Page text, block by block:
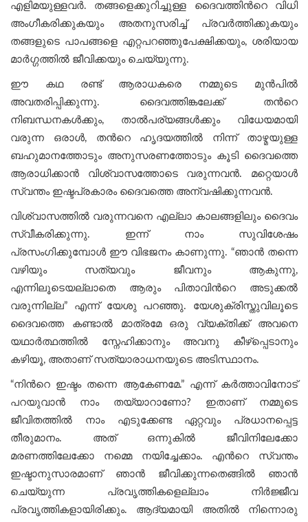
എളിമയുള്ളവര്‍. തങ്ങളെക്കുറിച്ചുള്ള ദൈവത്തിന്‍റെ വിധി
അംഗീകരിക്കുകയും അതനുസരിച്ച് പ്രവർത്തിക്കുകയും
തങ്ങളുടെ പാപങ്ങളെ എറ്റപറഞ്ഞുപേക്ഷിക്കയും, ശരിയായ
മാര്‍ഗ്ഗത്തില്‍ ജീവിക്കയും ചെയ്യുന്നു.
ഈ കഥ രണ്ട് ആരാധകരെ നമ്മുടെ മുന്‍പില്‍
അവതരിപ്പിക്കുന്നു. ദൈവത്തിങ്കലേക്ക് തന്‍റെ
നിബന്ധനകൾക്കും, താല്‍പര്യങ്ങള്‍ക്കും വിധേയമായി
വരുന്ന ഒരാൾ, തന്‍റെ ഹൃദയത്തിൽ നിന്ന് താഴ്മയുള്ള
ബഹുമാനത്തോടും അനുസരണത്തോടും കൂടി ദൈവത്തെ
ആരാധിക്കാൻ വിശ്വാസത്തോടെ വരുന്നവൻ. മറ്റെയാള്‍
സ്വന്തം ഇഷ്ടപ്രകാരം ദൈവത്തെ അന്വഷിക്കുന്നവന്‍.
വിശ്വാസത്തിൽ വരുന്നവനെ എല്ലാ കാലങ്ങളിലും ദൈവം
സ്വീകരിക്കുന്നു. ഇന്ന് നാം സുവിശേഷം
പ്രസംഗിക്കുമ്പോൾ ഈ വിഭജനം കാണുന്നു. “ഞാൻ തന്നെ
വഴിയും സത്യവും ജീവനും ആകുന്നു,
എന്നിലൂടെയല്ലാതെ ആരും പിതാവിന്‍റെ അടുക്കൽ
വരുന്നില്ല” എന്ന് യേശു പറഞ്ഞു. യേശുക്രിസ്തുവിലൂടെ
ദൈവത്തെ കണ്ടാൽ മാത്രമേ ഒരു വ്യക്തിക്ക് അവനെ
യഥാർത്ഥത്തിൽ സ്നേഹിക്കാനും അവനു കീഴ്പ്പെടാനും
കഴിയൂ, അതാണ് സത്യാരാധനയുടെ അടിസ്ഥാനം.
“നിന്‍റെ ഇഷ്ടം തന്നെ ആകേണമേ.” എന്ന് കര്‍ത്താവിനോട്
പറയുവാൻ നാം തയ്യാറാണോ? ഇതാണ് നമ്മുടെ
ജീവിതത്തിൽ നാം എടുക്കേണ്ട ഏറ്റവും പ്രധാനപ്പെട്ട
തീരുമാനം. അത് ഒന്നുകിൽ ജീവിനിലേക്കോ
മരണത്തിലേക്കോ നമ്മെ നയിച്ചേക്കാം. എന്‍റെ സ്വന്തം
ഇഷ്ടാനുസാരമാണ് ഞാന്‍ ജീവിക്കുന്നതെങ്ങില്‍ ഞാന്‍
ചെയ്യുന്ന പ്രവൃത്തികളെല്ലാം നിര്‍ജ്ജീവ
പ്രവൃത്തികളായിരിക്കും. ആദ്യമായി അതില്‍ നിന്നൊരു